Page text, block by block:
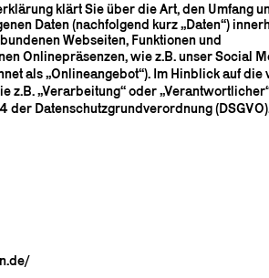
klärt Sie über die Art, den Umfang
Daten (nachfolgend kurz „Daten“)
Webseiten, Funktionen und
Onlinepräsenzen, wie z.B. unser Social
als „Onlineangebot“). Im Hinblick auf die
z.B. „Verarbeitung“ oder
der Datenschutzgrundverordnung